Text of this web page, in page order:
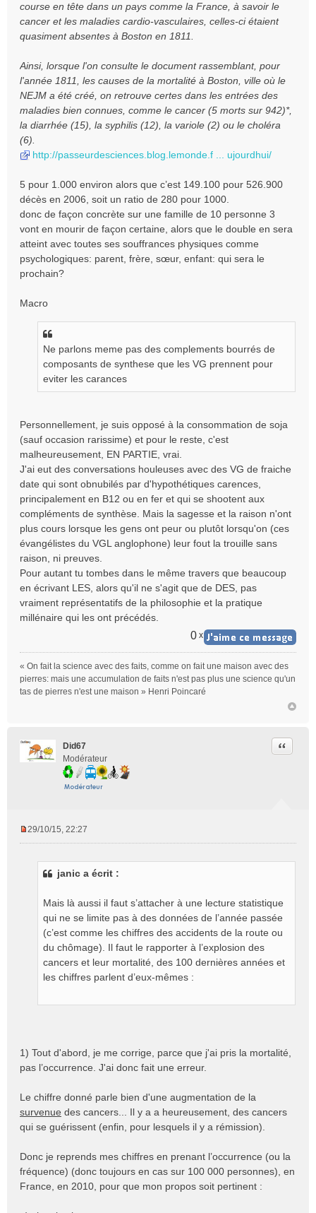
course en tête dans un pays comme la France, à savoir le
cancer et les maladies cardio-vasculaires, celles-ci étaient
quasiment absentes à Boston en 1811.
Ainsi, lorsque l'on consulte le document rassemblant, pour
l'année 1811, les causes de la mortalité à Boston, ville où le
NEJM a été créé, on retrouve certes dans les entrées des
maladies bien connues, comme le cancer (5 morts sur 942)*,
la diarrhée (15), la syphilis (12), la variole (2) ou le choléra
(6).
http://passeurdesciences.blog.lemonde.f ... ujourdhui/
5 pour 1.000 environ alors que c’est 149.100 pour 526.900
décès en 2006, soit un ratio de 280 pour 1000.
donc de façon concrète sur une famille de 10 personne 3
vont en mourir de façon certaine, alors que le double en sera
atteint avec toutes ses souffrances physiques comme
psychologiques: parent, frère, sœur, enfant: qui sera le
prochain?
Macro
Ne parlons meme pas des complements bourrés de
composants de synthese que les VG prennent pour
eviter les carances
Personnellement, je suis opposé à la consommation de soja
(sauf occasion rarissime) et pour le reste, c'est
malheureusement, EN PARTIE, vrai.
J'ai eut des conversations houleuses avec des VG de fraiche
date qui sont obnubilés par d'hypothétiques carences,
principalement en B12 ou en fer et qui se shootent aux
compléments de synthèse. Mais la sagesse et la raison n'ont
plus cours lorsque les gens ont peur ou plutôt lorsqu'on (ces
évangélistes du VGL anglophone) leur fout la trouille sans
raison, ni preuves.
Pour autant tu tombes dans le même travers que beaucoup
en écrivant LES, alors qu'il ne s'agit que de DES, pas
vraiment représentatifs de la philosophie et la pratique
millénaire qui les ont précédés.
0 x
« On fait la science avec des faits, comme on fait une maison avec des
pierres: mais une accumulation de faits n'est pas plus une science qu'un
tas de pierres n'est une maison » Henri Poincaré
Did67
Modérateur
Citer
29/10/15, 22:27
janic a écrit :
Mais là aussi il faut s’attacher à une lecture statistique
qui ne se limite pas à des données de l’année passée
(c’est comme les chiffres des accidents de la route ou
du chômage). Il faut le rapporter à l’explosion des
cancers et leur mortalité, des 100 dernières années et
les chiffres parlent d’eux-mêmes :
1) Tout d'abord, je me corrige, parce que j'ai pris la mortalité,
pas l’occurrence. J'ai donc fait une erreur.
Le chiffre donné parle bien d'une augmentation de la
survenue des cancers... Il y a a heureusement, des cancers
qui se guérissent (enfin, pour lesquels il y a rémission).
Donc je reprends mes chiffres en prenant l’occurrence (ou la
fréquence) (donc toujours en cas sur 100 000 personnes), en
France, en 2010, pour que mon propos soit pertinent :